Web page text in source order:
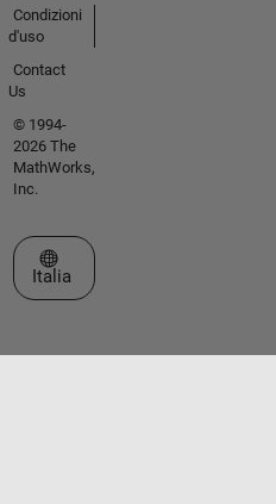
Condizioni
d'uso
Contact
Us
© 1994-
2026 The
MathWorks,
Inc.
Seleziona un sito web
Italia